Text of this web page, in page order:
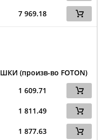
7 969.18
(произв-во FOTON)
1 609.71
1 811.49
1 877.63